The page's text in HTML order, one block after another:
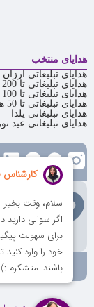
هدایای منتخب
هدایای تبلیغاتی ارزان
هدایای تبلیغاتی تا 200 هزار تومان
هدایای تبلیغاتی تا 100 هزار تومان
هدایای تبلیغاتی تا 50 هزار تومان
هدایای تبلیغاتی یلدا
هدایای تبلیغاتی عید
تهران،
بن‌بست